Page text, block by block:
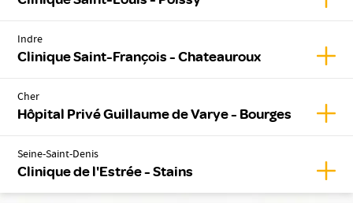
Indre
Clinique Saint-François - Chateauroux
Cher
Hôpital Privé Guillaume de Varye - Bourges
Seine-Saint-Denis
Clinique de l'Estrée - Stains